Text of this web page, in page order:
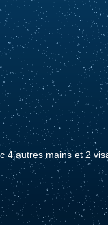
4 autres mains et 2